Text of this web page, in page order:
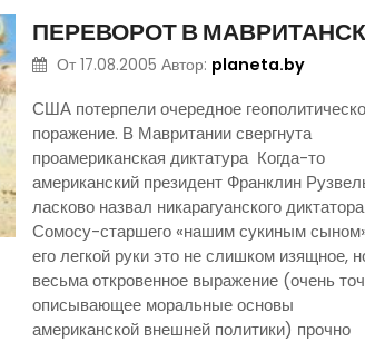
От 17.08.2005 Автор: planeta.by
США потерпели очередное
поражение. В Мавритании свергнута
проамериканская диктатура Когда-то
американский президент Франклин
ласково назвал никарагуанского диктатора
Сомосу-старшего «нашим сукиным
его легкой руки это не слишком изящное,
весьма откровенное выражение (очень
описывающее моральные основы
американской внешней политики) прочно